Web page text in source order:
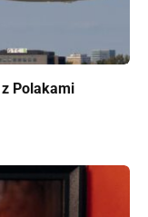
Polakami